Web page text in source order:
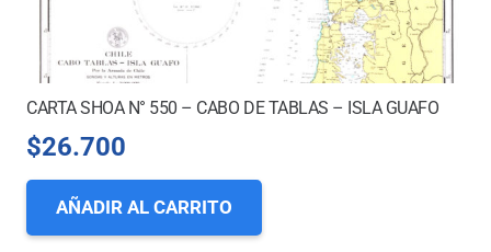
CARTA SHOA N° 550 – CABO DE TABLAS – ISLA GUAFO
$26.700
AÑADIR AL CARRITO